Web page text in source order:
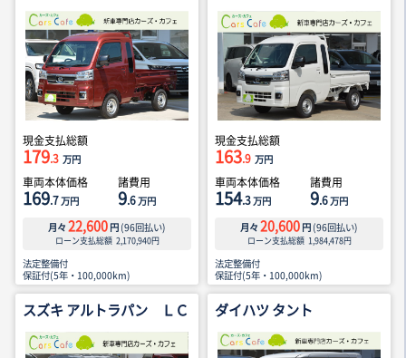
現金支払総額
179.3 万円
車両本体価格
169.7万円
諸費用
9.6万円
月々 22,600 円 (96回払い)
ローン支払総額 2,170,940円
法定整備付
保証付(5年・100,000km)
現金支払総額
163.9 万円
車両本体価格
154.3万円
諸費用
9.6万円
月々 20,600 円 (96回払い)
ローン支払総額 1,984,478円
法定整備付
保証付(5年・100,000km)
スズキ アルトラパン ＬＣ ダイハツ タント